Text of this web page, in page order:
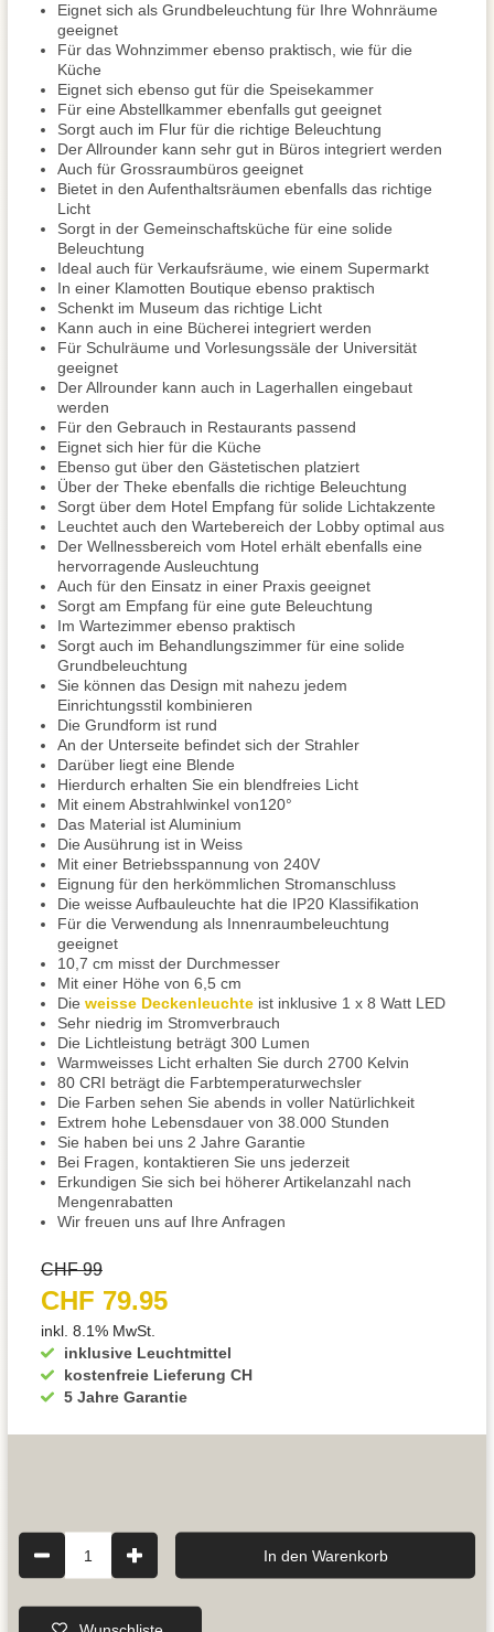
Eignet sich als Grundbeleuchtung für Ihre Wohnräume
geeignet
Für das Wohnzimmer ebenso praktisch, wie für die
Küche
Eignet sich ebenso gut für die Speisekammer
Für eine Abstellkammer ebenfalls gut geeignet
Sorgt auch im Flur für die richtige Beleuchtung
Der Allrounder kann sehr gut in Büros integriert werden
Auch für Grossraumbüros geeignet
Bietet in den Aufenthaltsräumen ebenfalls das richtige
Licht
Sorgt in der Gemeinschaftsküche für eine solide
Beleuchtung
Ideal auch für Verkaufsräume, wie einem Supermarkt
In einer Klamotten Boutique ebenso praktisch
Schenkt im Museum das richtige Licht
Kann auch in eine Bücherei integriert werden
Für Schulräume und Vorlesungssäle der Universität
geeignet
Der Allrounder kann auch in Lagerhallen eingebaut
werden
Für den Gebrauch in Restaurants passend
Eignet sich hier für die Küche
Ebenso gut über den Gästetischen platziert
Über der Theke ebenfalls die richtige Beleuchtung
Sorgt über dem Hotel Empfang für solide Lichtakzente
Leuchtet auch den Wartebereich der Lobby optimal aus
Der Wellnessbereich vom Hotel erhält ebenfalls eine
hervorragende Ausleuchtung
Auch für den Einsatz in einer Praxis geeignet
Sorgt am Empfang für eine gute Beleuchtung
Im Wartezimmer ebenso praktisch
Sorgt auch im Behandlungszimmer für eine solide
Grundbeleuchtung
Sie können das Design mit nahezu jedem
Einrichtungsstil kombinieren
Die Grundform ist rund
An der Unterseite befindet sich der Strahler
Darüber liegt eine Blende
Hierdurch erhalten Sie ein blendfreies Licht
Mit einem Abstrahlwinkel von120°
Das Material ist Aluminium
Die Ausührung ist in Weiss
Mit einer Betriebsspannung von 240V
Eignung für den herkömmlichen Stromanschluss
Die weisse Aufbauleuchte hat die IP20 Klassifikation
Für die Verwendung als Innenraumbeleuchtung
geeignet
10,7 cm misst der Durchmesser
Mit einer Höhe von 6,5 cm
Die weisse Deckenleuchte ist inklusive 1 x 8 Watt LED
Sehr niedrig im Stromverbrauch
Die Lichtleistung beträgt 300 Lumen
Warmweisses Licht erhalten Sie durch 2700 Kelvin
80 CRI beträgt die Farbtemperaturwechsler
Die Farben sehen Sie abends in voller Natürlichkeit
Extrem hohe Lebensdauer von 38.000 Stunden
Sie haben bei uns 2 Jahre Garantie
Bei Fragen, kontaktieren Sie uns jederzeit
Erkundigen Sie sich bei höherer Artikelanzahl nach
Mengenrabatten
Wir freuen uns auf Ihre Anfragen
inklusive Leuchtmittel
kostenfreie Lieferung CH
5 Jahre Garantie
CHF 99
CHF 79.95
inkl. 8.1% MwSt.
1 In den Warenkorb